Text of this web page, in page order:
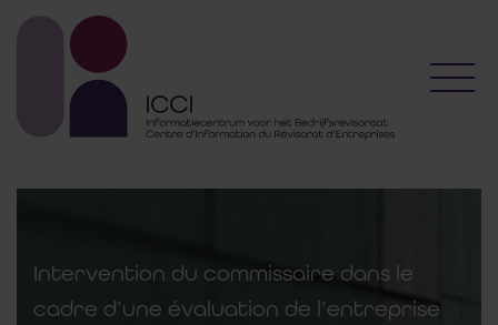
Intervention du commissaire dans le
cadre d’une évaluation de l’entreprise